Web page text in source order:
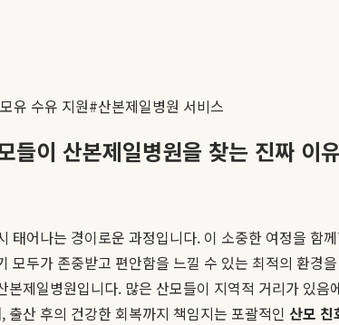
모유 수유 지원#산본제일병원 서비스
들이 산본제일병원을 찾는 진짜 이유
어나는 경이로운 과정입니다. 이 소중한 여정을 함
두가 존중받고 편안함을 느낄 수 있는 최적의 환경
제일병원입니다. 많은 산모들이 지역적 거리가 있
산 후의 건강한 회복까지 책임지는 포괄적인 산모 친